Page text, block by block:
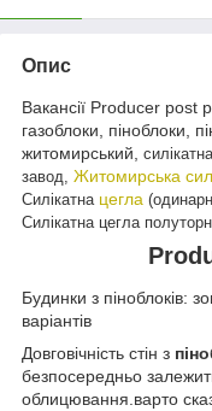
Опис
Вакансії Producer post
газоблоки, піноблоки,
житомирський,
завод, Житомирська
Силікатна цегла
Силікатна цегла
Будинки з піноблоків:
варіантів
Довговічність стін з
безпосередньо
облицювання.варто